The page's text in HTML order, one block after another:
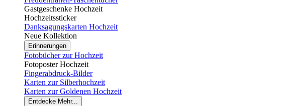
Gastgeschenke Hochzeit
Hochzeitssticker
Danksagungskarten Hochzeit
Neue Kollektion
Erinnerungen
Fotobücher zur Hochzeit
Fotoposter Hochzeit
Fingerabdruck-Bilder
Karten zur Silberhochzeit
Karten zur Goldenen Hochzeit
Entdecke Mehr...